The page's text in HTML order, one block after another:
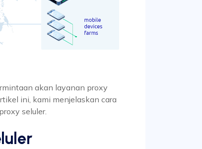
akan layanan proxy
ini, kami menjelaskan cara
seluler.